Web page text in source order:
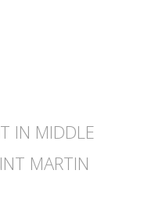
IN MIDDLE
MARTIN